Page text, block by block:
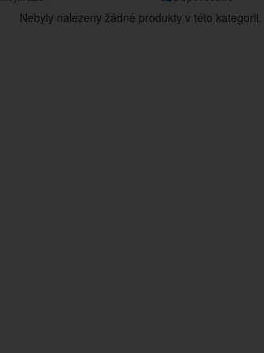
Nebyly nalezeny žádné produkty v této kategorii.